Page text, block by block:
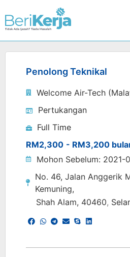
Penolong Teknikal
Welcome Air-Tech
Pertukangan
Full Time
RM2,300 - RM3,200
Mohon Sebelum: 2021-
No. 46, Jalan Anggerik
Kemuning,
Shah Alam, 40460,